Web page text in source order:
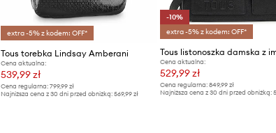
extra -5% z kodem: OFF*
Tous torebka Lindsay Amberani
Cena aktualna:
539,99 zł
Cena regularna: 799,99 zł
Najniższa cena z 30 dni przed obniżką: 569,99 zł
-10%
extra -5% z kodem: OFF*
Cena aktualna:
529,99 zł
Cena regularna: 849,99 zł
Najniższa cena z 30 dni przed obniżką: